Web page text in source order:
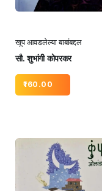
खूप आवडलेल्या बाबांबद्दल
सौ. शुभांगी कोपरकर
160.00